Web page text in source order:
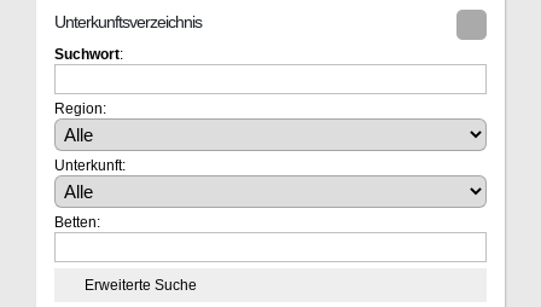
Unterkunftsverzeichnis
Suchwort:
Region:
Unterkunft:
Betten:
Erweiterte Suche